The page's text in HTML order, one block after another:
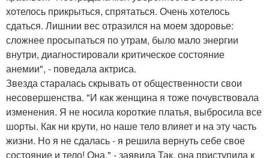
хотелось прикрыться, спрятаться. Очень хотелось
сдаться. Лишнии вес отразился на моем здоровье:
сложнее просыпаться по утрам, было мало энергии
внутри, диагностировали критическое состояние
анемии", - поведала актриса.
Звезда старалась скрывать от общественности свои
несовершенства. "И как женщина я тоже почувствовала
изменения. Я не носила короткие платья, выбросила все
шорты. Как ни крути, но наше тело влияет и на эту часть
жизни. Но я не сдалась - я решила вернуть себе свое
состояние и тело! Она." - заявила Так, она приступила к